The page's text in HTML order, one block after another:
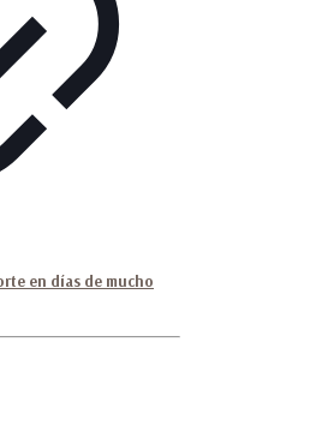
en días de mucho